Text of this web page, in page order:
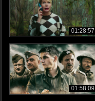
01:28:57
01:58:09